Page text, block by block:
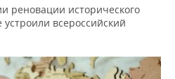
реновации исторического
устроили всероссийский